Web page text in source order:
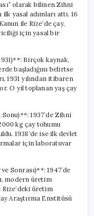
olarak bilinen Zihni
yasal adımları attı. 16
ile Rize’de çay,
için yasal bir
Birçok kaynak,
başladığını belirtse
1931 yılından itibaren
O yıl toplanan yaş çay
1937’de Zihni
kg çay tohumu
1938’de ise ilk devlet
için laboratuvar
Sonrası)**: 1947’de
modern üretim
Rize’deki üretim
Araştırma Enstitüsü